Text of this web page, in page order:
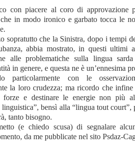
con piacere al coro di approvazione
in modo ironico e garbato tocca le
sopratutto che la Sinistra, dopo i tempi
abbia mostrato, in questi ultimi
alle problematiche sulla lingua
in genere, e questa ne è un’ennesima
particolarmente con le
la loro crudezza; ma ricordo che infine
forze e destinare le energie non più
bensì alla “lingua tout court”,
tanto bisogno.
(e chiedo scusa) di segnalare
da me pubblicate nel sito Psdaz-